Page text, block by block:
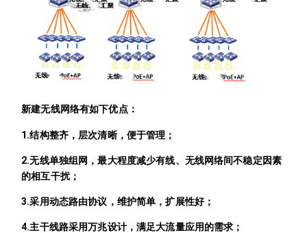
新建无线网络有如下优点：
1.结构整齐，层次清晰，便于管理；
2.无线单独组网，最大程度减少有线、无线网络间不稳定因素
的相互干扰；
3.采用动态路由协议，维护简单，扩展性好；
4.主干线路采用万兆设计，满足大流量应用的需求；